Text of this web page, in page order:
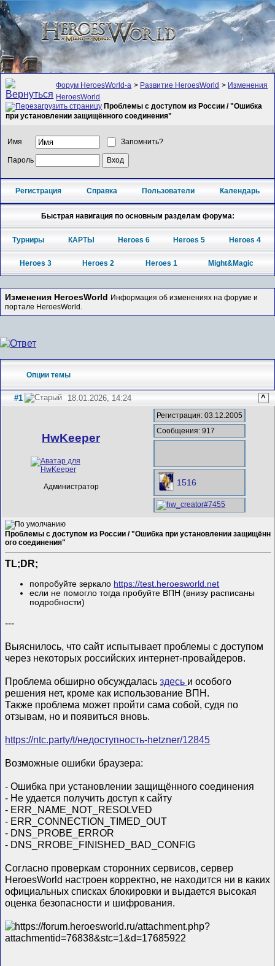
Форум HeroesWorld-а > Развитие HeroesWorld > Изменения
HeroesWorld
Проблемы с доступом из России / "Ошибка
при установлении защищённого соединения"
Имя Запомнить?
Пароль
Регистрация Справка Пользователи Календарь
Быстрая навигация по основным разделам форума:
Турниры КАРТЫ Heroes 6 Heroes 5 Heroes 4
Heroes 3 Heroes 2 Heroes 1 Might&Magic
Изменения HeroesWorld Информация об изменениях на форуме и
портале HeroesWorld.
Опции темы
#1 18.01.2026, 14:24 ^
HwKeeper
Администратор
Регистрация: 03.12.2005
Сообщения: 917
1516
Проблемы с доступом из России / "Ошибка при установлении защищённ
ого соединения"
TL;DR;
попробуйте зеркало https://test.heroesworld.net
если не помогло тогда пробуйте ВПН (внизу расписаны
подробности)
---
Выяснилось, что сайт испытывает проблемы с доступом
через некоторых российских интернет-провайдеров.
Проблема обширно обсуждаласьздесь и особого
решения нет, кроме как использование ВПН.
Также проблема может пройти сама собой, судя по
отзывам, но и появиться вновь.
https://ntc.party/t/недоступность-hetzner/12845
Возможные ошибки браузера:
- Ошибка при установлении защищённого соединения
- Не удается получить доступ к сайту
- ERR_NAME_NOT_RESOLVED
- ERR_CONNECTION_TIMED_OUT
- DNS_PROBE_ERROR
- DNS_RROBE_FINISHED_BAD_CONFIG
Согласно проверкам сторонних сервисов, сервер
HeroesWorld настроен корректно, не находится ни в каких
официальных списках блокировки и выдается высокая
оценка безопасности и шифрования.